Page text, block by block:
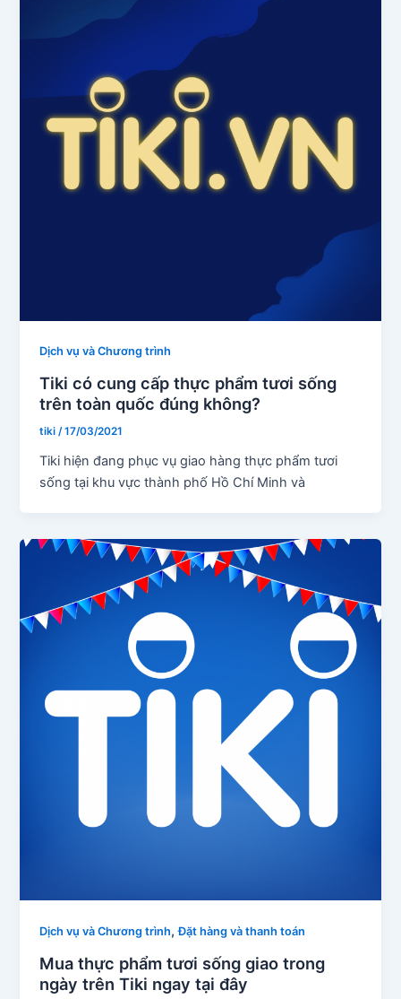
Dịch vụ và Chương trình
Tiki có cung cấp thực phẩm tươi sống
trên toàn quốc đúng không?
tiki/17/03/2021
Tiki hiện đang phục vụ giao hàng thực phẩm tươi
sống tại khu vực thành phố Hồ Chí Minh và
Dịch vụ và Chương trình,Đặt hàng và thanh toán
Mua thực phẩm tươi sống giao trong
ngày trên Tiki ngay tại đây